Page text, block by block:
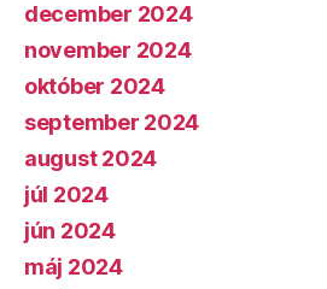
december 2024
november 2024
október 2024
september 2024
august 2024
júl 2024
jún 2024
máj 2024